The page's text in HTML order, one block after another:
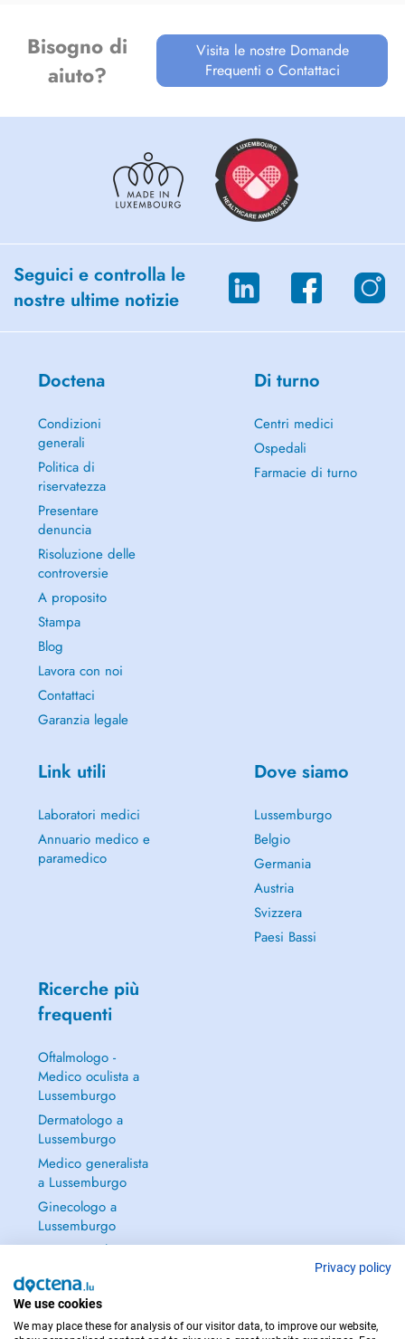
Et enfin pour toutes les personnes qui souhaitent uniquement se
détendre et prendre soins d’elles au quotidien (entretenir son état
mental et physique).
Hypnothérapeute certifiée NGH, Sophrologue, Praticienne Reiki,
Praticienne en Ventouses et Massothérapeute je me réjouis de vous
accueillir à mon cabinet.
Bisogno di
aiuto?
Visita le nostre Domande
Frequenti o Contattaci
Seguici e controlla le
nostre ultime notizie
Doctena
Condizioni
generali
Politica di
riservatezza
Presentare
denuncia
Risoluzione delle
controversie
A proposito
Stampa
Blog
Lavora con noi
Contattaci
Garanzia legale
Di turno
Centri medici
Ospedali
Farmacie di turno
Link utili
Laboratori medici
Annuario medico e
paramedico
Dove siamo
Lussemburgo
Belgio
Germania
Austria
Svizzera
Paesi Bassi
Ricerche più
frequenti
Oftalmologo -
Medico oculista a
Lussemburgo
Dermatologo a
Lussemburgo
Medico generalista
a Lussemburgo
Ginecologo a
Lussemburgo
Continua a leggere
Privacy policy
We use cookies
We may place these for analysis of our visitor data, to improve our website,